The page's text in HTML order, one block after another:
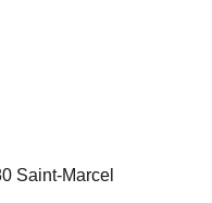
Saint-Marcel